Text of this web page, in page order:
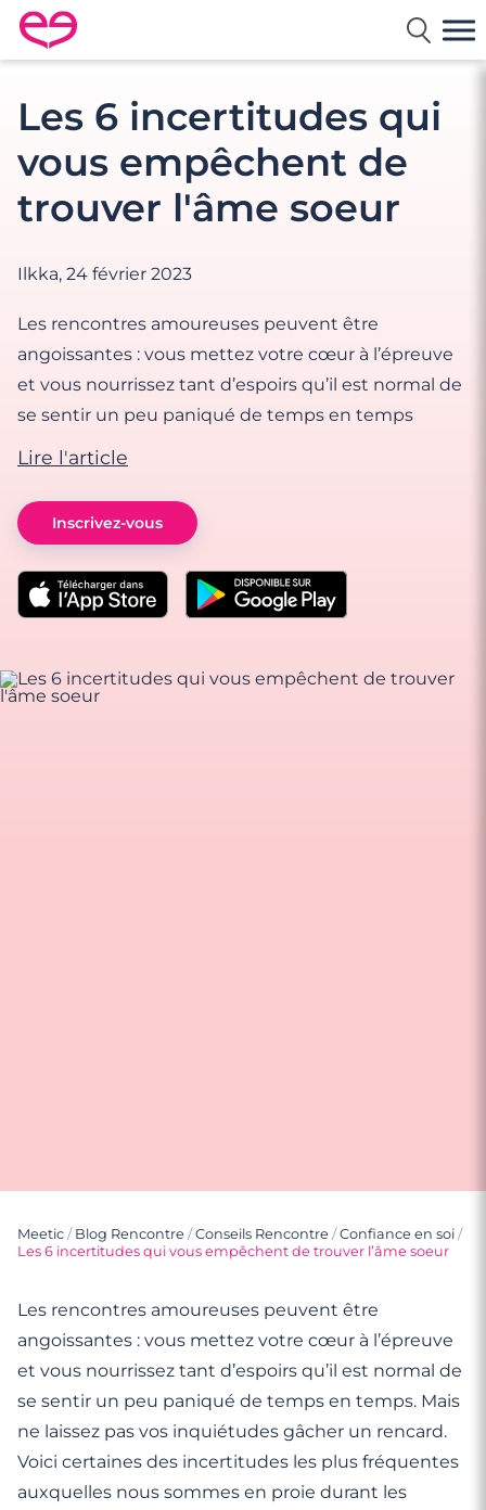
Rencontre en France avec Meetic
Les 6 incertitudes qui
vous empêchent de
trouver l'âme soeur
Ilkka, 24 février 2023
Les rencontres amoureuses peuvent être
angoissantes : vous mettez votre cœur à l’épreuve
et vous nourrissez tant d’espoirs qu’il est normal de
se sentir un peu paniqué de temps en temps
Lire l'article
Inscrivez-vous
Meetic / Blog Rencontre /Conseils Rencontre /Confiance en soi /
Les 6 incertitudes qui vous empêchent de trouver l’âme soeur
Les rencontres amoureuses peuvent être
angoissantes : vous mettez votre cœur à l’épreuve
et vous nourrissez tant d’espoirs qu’il est normal de
se sentir un peu paniqué de temps en temps. Mais
ne laissez pas vos inquiétudes gâcher un rencard.
Voici certaines des incertitudes les plus fréquentes
auxquelles nous sommes en proie durant les